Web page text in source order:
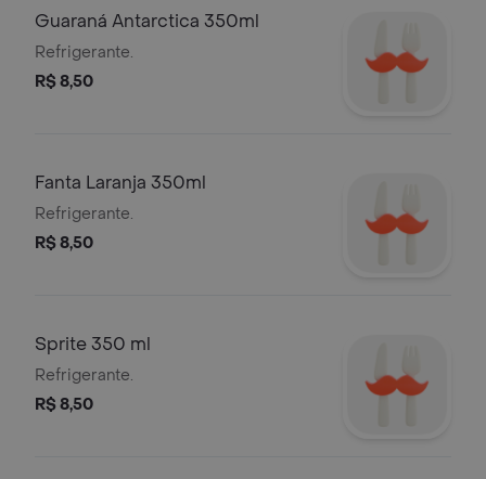
Guaraná Antarctica 350ml
Refrigerante.
R$ 8,50
Fanta Laranja 350ml
Refrigerante.
R$ 8,50
Sprite 350 ml
Refrigerante.
R$ 8,50